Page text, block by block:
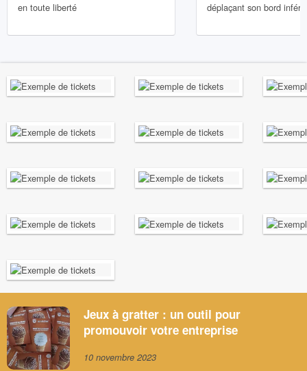
en toute liberté
déplaçant son bord
Jeux à gratter : un outil pour
promouvoir votre entreprise
10 novembre 2023